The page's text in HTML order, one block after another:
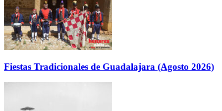
Fiestas Tradicionales de Guadalajara (Agosto 2026)